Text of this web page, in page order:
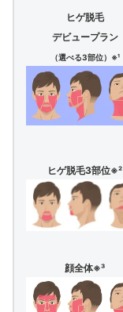
ヒゲ脱毛
デビュープラン
（選べる3部位）※¹
ヒゲ脱毛3部位※²
顔全体※³